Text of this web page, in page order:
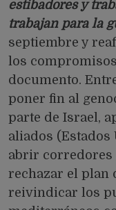
estibadores y
trabajan para la
septiembre y
los
documento.
poner fin al
parte de Israel,
aliados (Estados
abrir corredores
rechazar el plan
reivindicar los